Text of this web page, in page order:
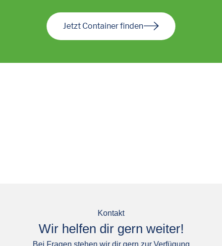
Jetzt Container finden
Kontakt
Wir helfen dir gern weiter!
Bei Fragen stehen wir dir gern zur Verfügung